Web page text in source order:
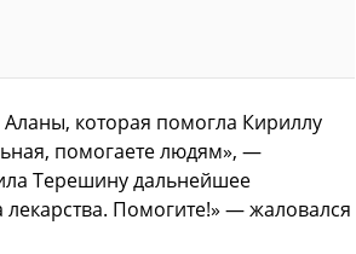
которая помогла Кириллу
помогаете людям», —
Терешину дальнейшее
Помогите!» — жаловался